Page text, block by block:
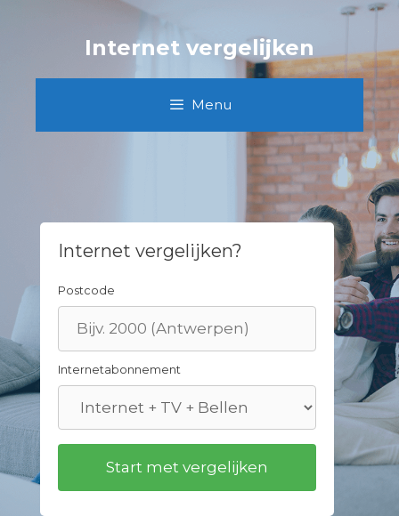
Internet vergelijken
Menu
Internet vergelijken?
Postcode
Internetabonnement